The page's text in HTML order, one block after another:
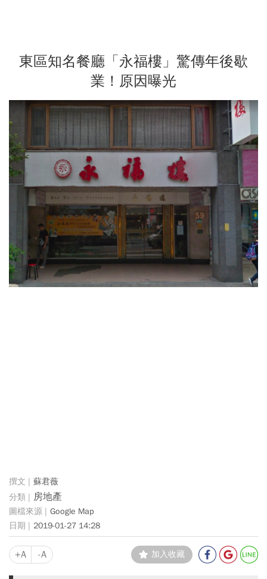
東區知名餐廳「永福樓」驚傳年後歇
業！原因曝光
蘇君薇
房地產
Google Map
2019-01-27 14:28
+A -A 加入收藏